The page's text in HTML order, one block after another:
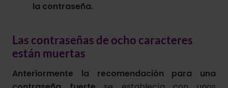
la contraseña.
Las contraseñas de ocho caracteres
están muertas
Anteriormente la recomendación para una